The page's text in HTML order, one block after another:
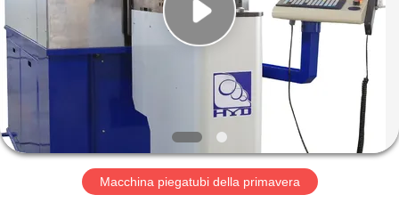
PRODOTTI
CIRCA
NOI
GIRO
Macchina piegatubi della primavera